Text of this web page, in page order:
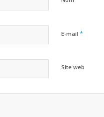
E-mail*
Site web